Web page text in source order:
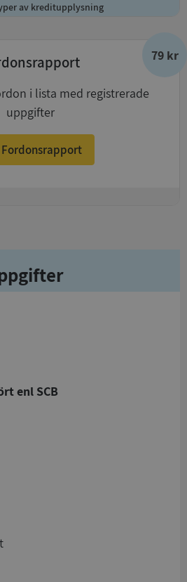
av kreditupplysning
79 kr
i lista med registrerade
uppgifter
Fordonsrapport
enl SCB